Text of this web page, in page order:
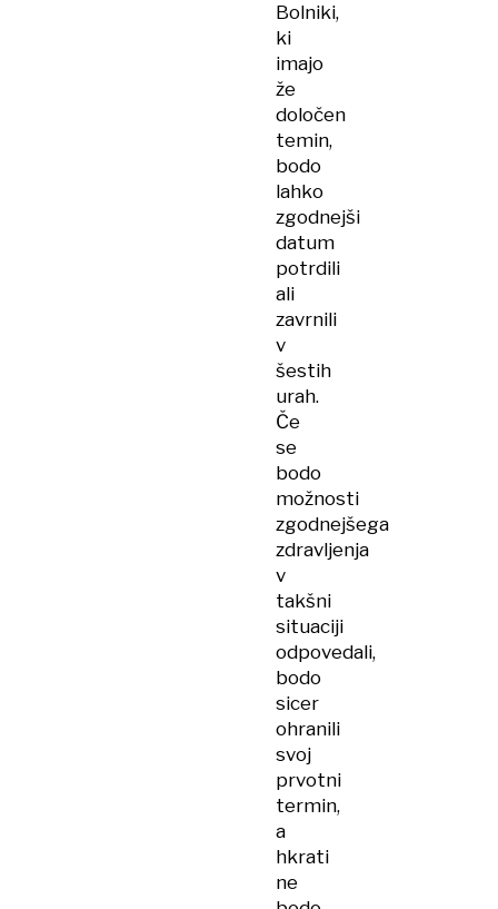
Bolniki,
ki
imajo
že
določen
temin,
bodo
lahko
zgodnejši
datum
potrdili
ali
zavrnili
v
šestih
urah.
Če
se
bodo
možnosti
zgodnejšega
zdravljenja
v
takšni
situaciji
odpovedali,
bodo
sicer
ohranili
svoj
prvotni
termin,
a
hkrati
ne